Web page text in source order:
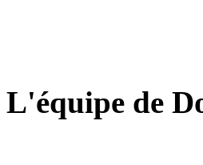
L'équipe de